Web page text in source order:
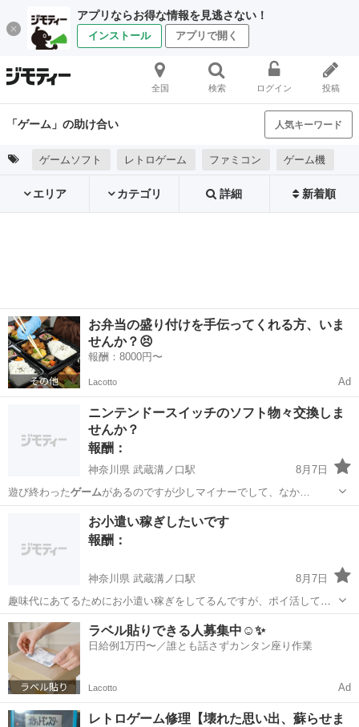
アプリならお得な情報を見逃さない！
インストール アプリで開く
全国 検索 ログイン 投稿
「ゲーム」の助け合い 人気キーワード
ゲームソフト レトロゲーム ファミコン ゲーム機
エリア カテゴリ 詳細 新着順
お弁当の盛り付けを手伝ってくれる方、いま
せんか？😣
報酬：8000円〜
Lacotto Ad
ニンテンドースイッチのソフト物々交換しま
せんか？
報酬：
神奈川県 武蔵溝ノ口駅
8月7日
遊び終わったゲームがあるのですが少しマイナーでして、なか…
川崎市 武蔵溝ノ口駅 交換したい
お小遣い稼ぎしたいです
報酬：
神奈川県 武蔵溝ノ口駅
8月7日
趣味代にあてるためにお小遣い稼ぎをしてるんですが、ポイ活してて
もなかなかポイントがたまりません 何かいい方法知りませんか？
神奈川 川崎市 武蔵溝ノ口駅 教えて
ラベル貼りできる人募集中☺️✨
日給例1万円〜／誰とも話さずカンタン座り作業
Lacotto Ad
レトロゲーム修理【壊れた思い出、蘇らせま